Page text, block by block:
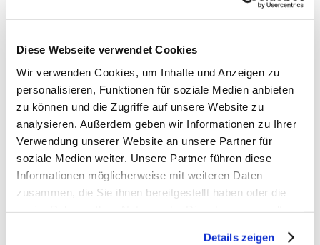
Diese Webseite verwendet Cookies
Wir verwenden Cookies, um Inhalte und Anzeigen zu
personalisieren, Funktionen für soziale Medien anbieten
zu können und die Zugriffe auf unsere Website zu
analysieren. Außerdem geben wir Informationen zu Ihrer
Verwendung unserer Website an unsere Partner für
soziale Medien weiter. Unsere Partner führen diese
Informationen möglicherweise mit weiteren Daten
zusammen, die Sie ihnen bereitgestellt haben oder die
Details zeigen
antworten 636 Views
Wieder mal am Nullpunkt angekommen- tomtom
VfB chancenlos, TSV charakterlos-Amafan,
24.05.2026, 09:28
Wieder mal am Nullpunkt angekommen-United Sixties
24.05.2026, 09:50
24.05.2026, 09:54
Abzuratendes Ablenkungsprogramm -BlueMav ,
hjs nachtragend,24.05.2026, 17:44